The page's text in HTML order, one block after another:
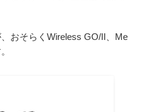
おそらくWireless GO/II、Me